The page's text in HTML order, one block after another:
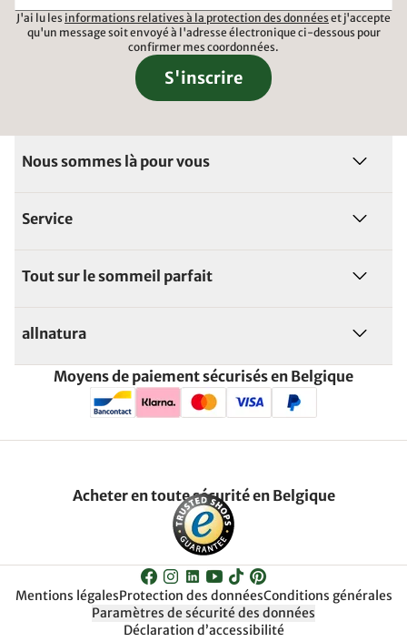
J'ai lu les informations relatives à la protection des données et j'accepte
qu'un message soit envoyé à l'adresse électronique ci-dessous pour
confirmer mes coordonnées.
S'inscrire
Nous sommes là pour vous
Service
Tout sur le sommeil parfait
allnatura
Moyens de paiement sécurisés en Belgique
Acheter en toute sécurité en Belgique
Mentions légalesProtection des donnéesConditions générales
Paramètres de sécurité des données
Déclaration d’accessibilité